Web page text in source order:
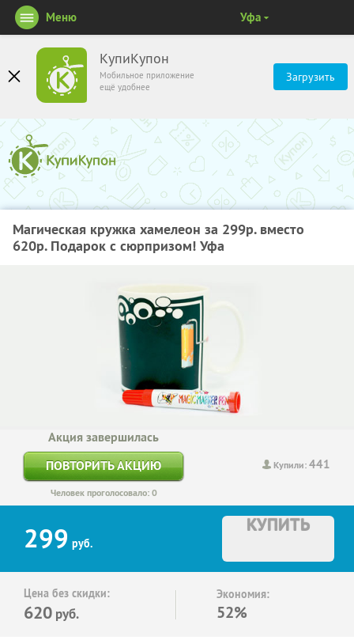
КупиКупон
Мобильное приложение
ещё удобнее
Загрузить
Меню Уфа
Магическая кружка хамелеон за 299р. вместо
620р. Подарок с сюрпризом! Уфа
Купили:441
Акция завершилась
ПОВТОРИТЬ АКЦИЮ
Человек проголосовало: 0
299 руб.
КУПИТЬ
Цена без скидки:
620 руб.
Экономия:
52%